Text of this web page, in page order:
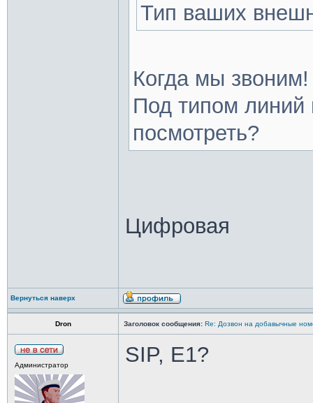
Тип ваших
Когда мы звоним!
Под типом линий
посмотреть?
Цифровая
Вернуться наверх
Dron Заголовок сообщения: Re: Дозвон на добавычные
Администратор SIP, E1?